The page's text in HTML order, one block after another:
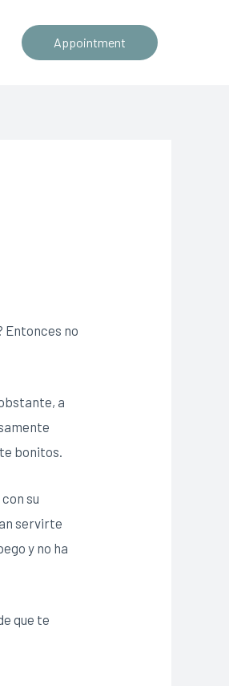
Appointment
Entonces no
a
bonitos.
su
servirte
y no ha
que te